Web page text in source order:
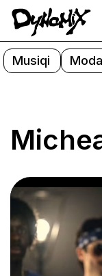
Skip
to
content
Musiqi Moda